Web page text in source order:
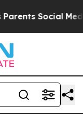
Social Media